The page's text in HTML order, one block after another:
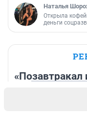
Наталья
Открыла
деньги
марафонца